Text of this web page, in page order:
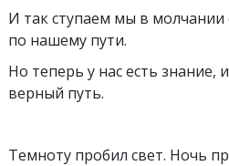
И так ступаем мы в
по нашему пути.
Но теперь у нас есть
верный путь.
Темноту пробил свет. Ночь